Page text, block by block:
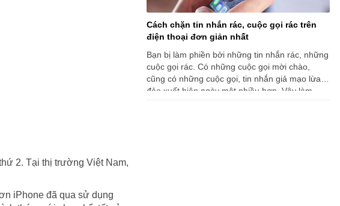
2. Tại thị trường Việt Nam,
iPhone đã qua sử dụng
Cách chặn tin nhắn rác, cuộc gọi rác trên
điện thoại đơn giản nhất
Bạn bị làm phiền bởi những tin nhắn rác, những
cuộc gọi rác. Có những cuộc gọi mời chào,
cũng có những cuộc gọi, tin nhắn giả mạo lừa
đảo xuất hiện ngày một nhiều hơn. Vậy làm